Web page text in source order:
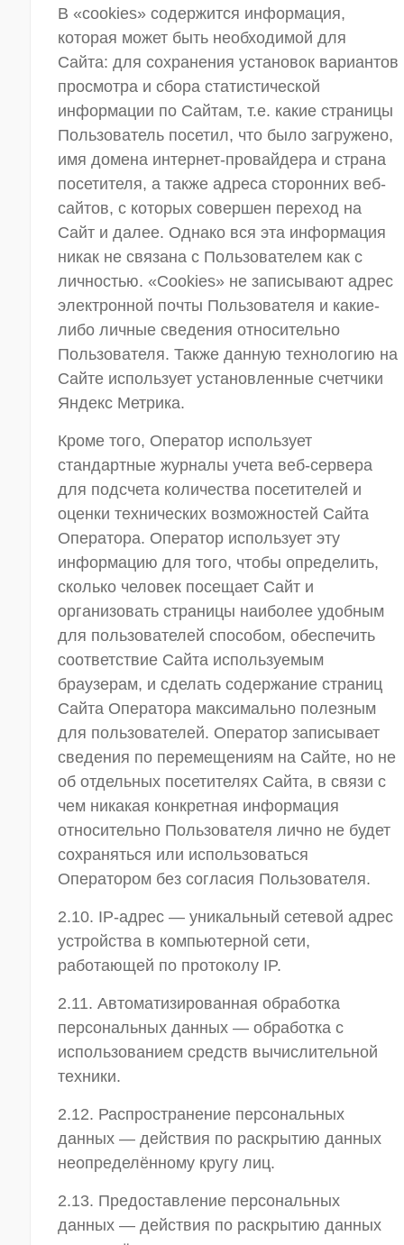
В «cookies» содержится информация,
которая может быть необходимой для
Сайта: для сохранения установок вариантов
просмотра и сбора статистической
информации по Сайтам, т.е. какие страницы
Пользователь посетил, что было загружено,
имя домена интернет-провайдера и страна
посетителя, а также адреса сторонних веб-
сайтов, с которых совершен переход на
Сайт и далее. Однако вся эта информация
никак не связана с Пользователем как с
личностью. «Cookies» не записывают адрес
электронной почты Пользователя и какие-
либо личные сведения относительно
Пользователя. Также данную технологию на
Сайте использует установленные счетчики
Яндекс Метрика.
Кроме того, Оператор использует
стандартные журналы учета веб-сервера
для подсчета количества посетителей и
оценки технических возможностей Сайта
Оператора. Оператор использует эту
информацию для того, чтобы определить,
сколько человек посещает Сайт и
организовать страницы наиболее удобным
для пользователей способом, обеспечить
соответствие Сайта используемым
браузерам, и сделать содержание страниц
Сайта Оператора максимально полезным
для пользователей. Оператор записывает
сведения по перемещениям на Сайте, но не
об отдельных посетителях Сайта, в связи с
чем никакая конкретная информация
относительно Пользователя лично не будет
сохраняться или использоваться
Оператором без согласия Пользователя.
2.10. IP-адрес — уникальный сетевой адрес
устройства в компьютерной сети,
работающей по протоколу IP.
2.11. Автоматизированная обработка
персональных данных — обработка с
использованием средств вычислительной
техники.
2.12. Распространение персональных
данных — действия по раскрытию данных
неопределённому кругу лиц.
2.13. Предоставление персональных
данных — действия по раскрытию данных